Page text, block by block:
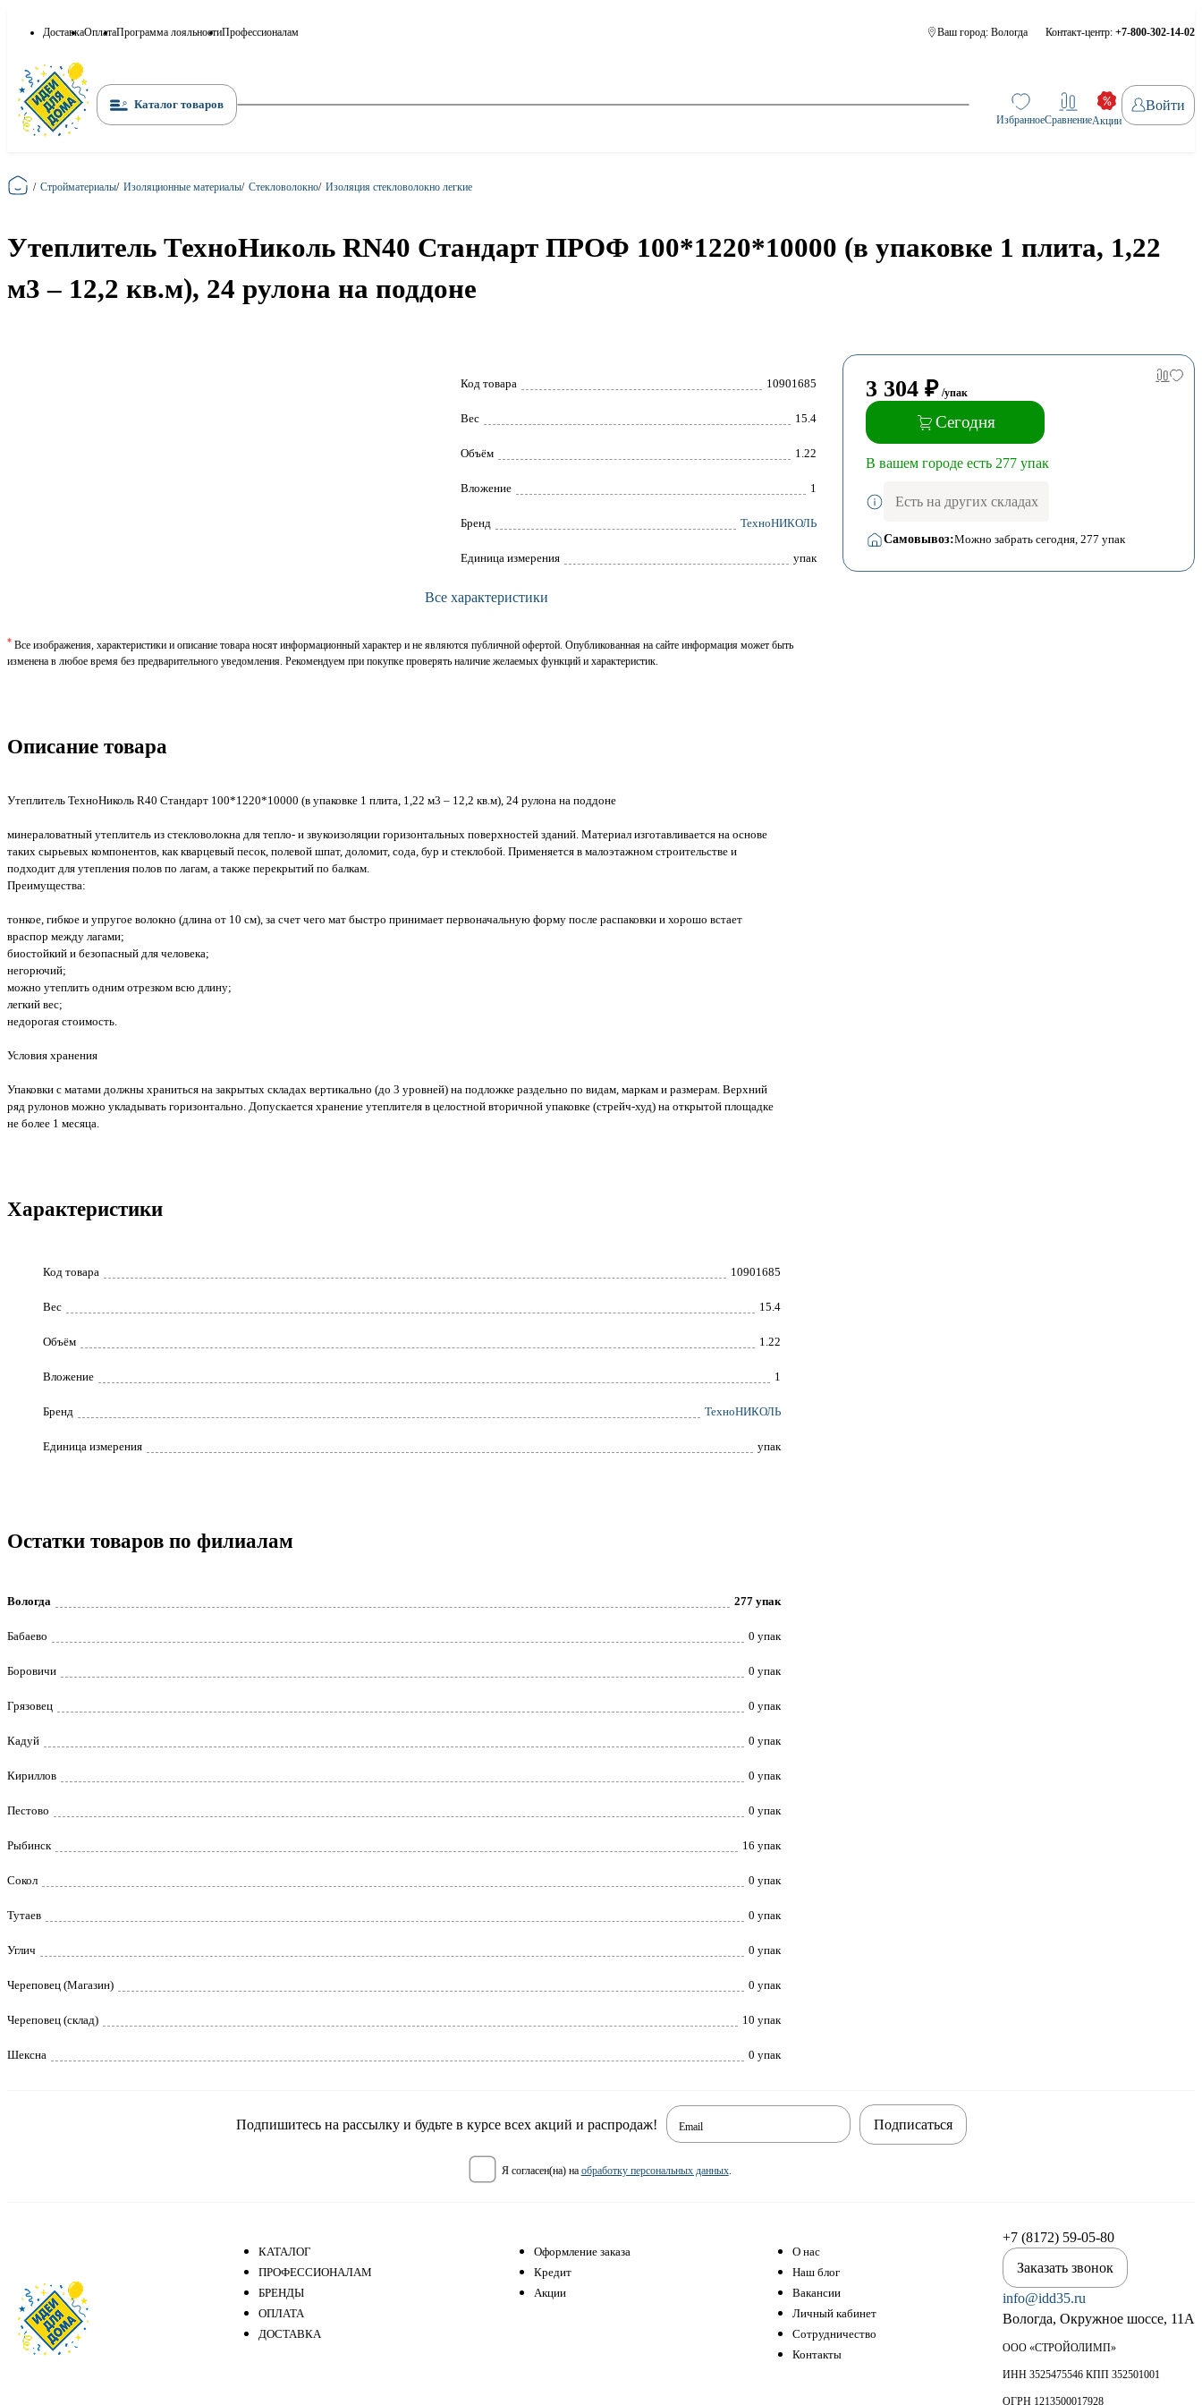
ДоставкаОплатаПрограмма лояльностиПрофессионалам Ваш город: Вологда Контакт-центр: +7-800-302-14-02
Каталог товаров
ИзбранноеСравнениеАкции
Войти
Главная
/ Стройматериалы/ Изоляционные материалы/ Стекловолокно/ Изоляция стекловолокно легкие
Утеплитель ТехноНиколь RN40 Стандарт ПРОФ 100*1220*10000 (в упаковке 1 плита, 1,22
м3 – 12,2 кв.м), 24 рулона на поддоне
Код товара 10901685
Вес 15.4
Объём 1.22
Вложение 1
Брeнд ТехноНИКОЛЬ
Единица измерения упак
Все характеристики
* Все изображения, характеристики и описание товара носят информационный характер и не являются публичной офертой. Опубликованная на сайте информация может быть
изменена в любое время без предварительного уведомления. Рекомендуем при покупке проверять наличие желаемых функций и характеристик.
3 304 ₽ /упак
Сегодня
В вашем городе есть 277 упак
Есть на других складах
Самовывоз:Можно забрать сегодня, 277 упак
Описание товара
Утеплитель ТехноНиколь R40 Стандарт 100*1220*10000 (в упаковке 1 плита, 1,22 м3 – 12,2 кв.м), 24 рулона на поддоне
минераловатный утеплитель из стекловолокна для тепло- и звукоизоляции горизонтальных поверхностей зданий. Материал изготавливается на основе
таких сырьевых компонентов, как кварцевый песок, полевой шпат, доломит, сода, бур и стеклобой. Применяется в малоэтажном строительстве и
подходит для утепления полов по лагам, а также перекрытий по балкам.
Преимущества:
тонкое, гибкое и упругое волокно (длина от 10 см), за счет чего мат быстро принимает первоначальную форму после распаковки и хорошо встает
враспор между лагами;
биостойкий и безопасный для человека;
негорючий;
можно утеплить одним отрезком всю длину;
легкий вес;
недорогая стоимость.
Условия хранения
Упаковки с матами должны храниться на закрытых складах вертикально (до 3 уровней) на подложке раздельно по видам, маркам и размерам. Верхний
ряд рулонов можно укладывать горизонтально. Допускается хранение утеплителя в целостной вторичной упаковке (стрейч-худ) на открытой площадке
не более 1 месяца.
Характеристики
Код товара 10901685
Вес 15.4
Объём 1.22
Вложение 1
Бренд ТехноНИКОЛЬ
Единица измерения упак
Остатки товаров по филиалам
Вологда 277 упак
Бабаево 0 упак
Боровичи 0 упак
Грязовец 0 упак
Кадуй 0 упак
Кириллов 0 упак
Пестово 0 упак
Рыбинск 16 упак
Сокол 0 упак
Тутаев 0 упак
Углич 0 упак
Череповец (Магазин) 0 упак
Череповец (склад) 10 упак
Шексна 0 упак
Подпишитесь на рассылку и будьте в курсе всех акций и распродаж! Email
я согласен(на) на обработку персональных данных.
Подписаться
КАТАЛОГ
ПРОФЕССИОНАЛАМ
БРЕНДЫ
ОПЛАТА
ДОСТАВКА
Оформление заказа
Кредит
Акции
О нас
Наш блог
Вакансии
Личный кабинет
Сотрудничество
Контакты
+7 (8172) 59-05-80
Заказать звонок
info@idd35.ru
Вологда, Окружное шоссе, 11А
ООО «СТРОЙОЛИМП»
ИНН 3525475546 КПП 352501001
ОГРН 1213500017928